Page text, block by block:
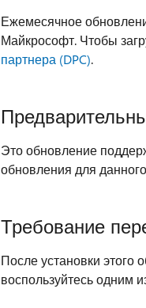
Ежемесячное
Майкрософт. Чтобы
партнера (DPC).
Это обновление
обновления для
Требование
После установки этого
воспользуйтесь одним